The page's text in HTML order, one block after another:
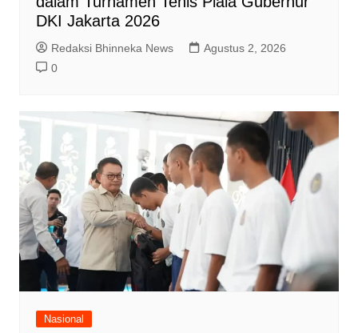
DKI Jakarta 2026
Redaksi Bhinneka News
Agustus 2, 2026
0
Nasional